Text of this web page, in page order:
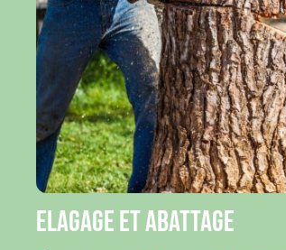
Elagage et abattage